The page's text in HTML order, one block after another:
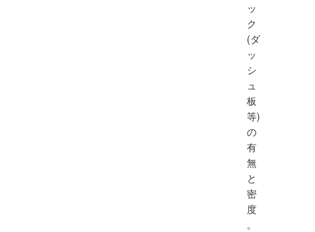
ッ
ク
(ダ
ッ
シ
ュ
板
等)
の
有
無
と
密
度
。